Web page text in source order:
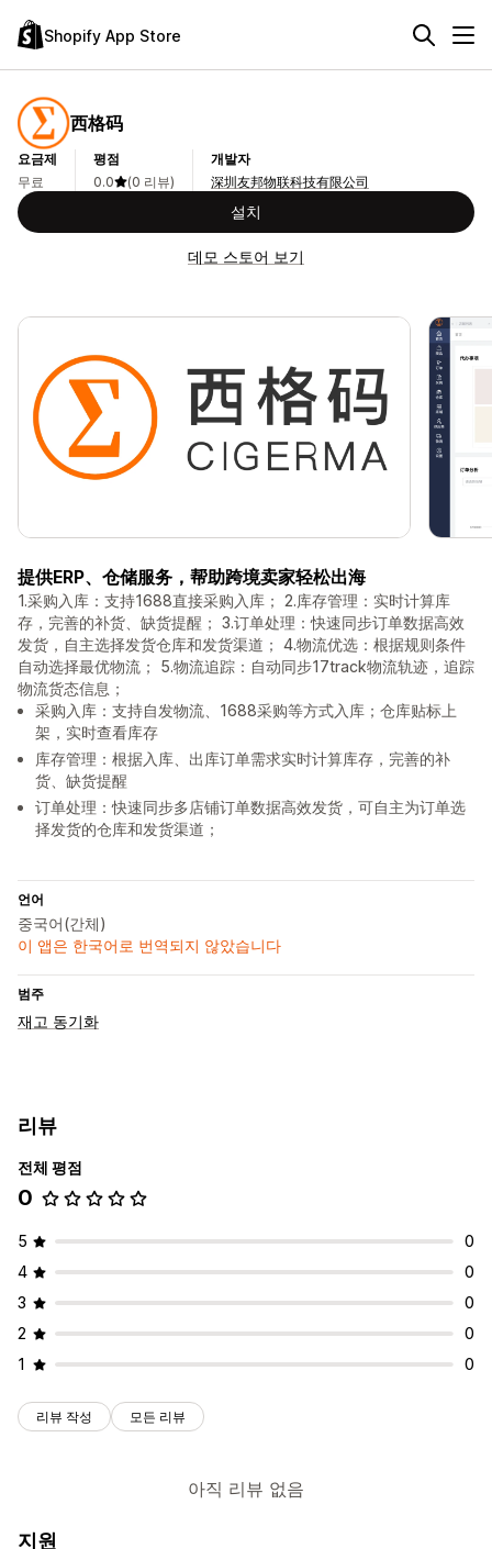
Shopify App Store
西格码
요금제
무료
평점
0.0
(0 리뷰)
개발자
深圳友邦物联科技有限公司
설치
데모 스토어 보기
提供ERP、仓储服务，帮助跨境卖家轻松出海
1.采购入库：支持1688直接采购入库； 2.库存管理：实时计算库
存，完善的补货、缺货提醒； 3.订单处理：快速同步订单数据高效
发货，自主选择发货仓库和发货渠道； 4.物流优选：根据规则条件
自动选择最优物流； 5.物流追踪：自动同步17track物流轨迹，追踪
物流货态信息；
采购入库：支持自发物流、1688采购等方式入库；仓库贴标上
架，实时查看库存
库存管理：根据入库、出库订单需求实时计算库存，完善的补
货、缺货提醒
订单处理：快速同步多店铺订单数据高效发货，可自主为订单选
择发货的仓库和发货渠道；
언어
중국어(간체)
이 앱은 한국어로 번역되지 않았습니다
범주
재고 동기화
리뷰
전체 평점
0
5
0
4
0
3
0
2
0
1
0
리뷰 작성 모든 리뷰
아직 리뷰 없음
지원